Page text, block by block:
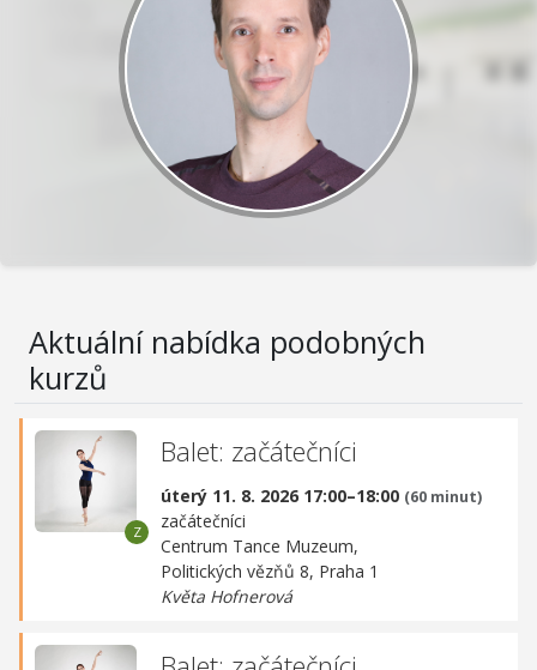
Aktuální nabídka podobných
kurzů
Balet: začátečníci
úterý 11. 8. 2026 17:00–18:00 (60 minut)
začátečníci
Centrum Tance Muzeum,
Politických vězňů 8, Praha 1
Květa Hofnerová